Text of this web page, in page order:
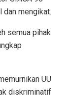
dan mengikat.
semua pihak
UU
diskriminatif